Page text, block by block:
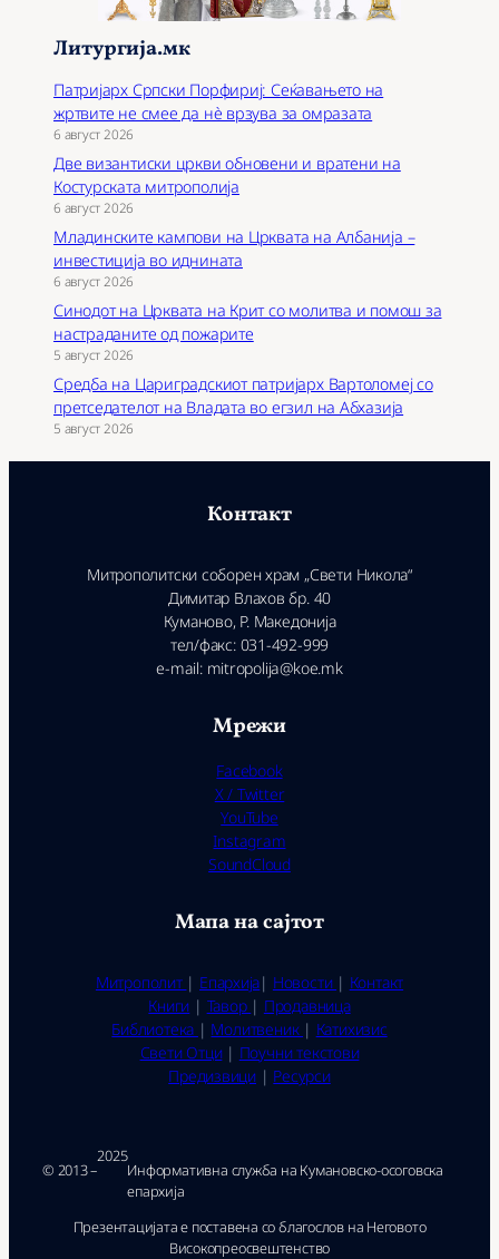
Литургија.мк
Патријарх Српски Порфириј: Сеќавањето на
жртвите не смее да нѐ врзува за омразата
6 август 2026
Две византиски цркви обновени и вратени на
Костурската митрополија
6 август 2026
Младинските кампови на Црквата на Албанија –
инвестиција во иднината
6 август 2026
Синодот на Црквата на Крит со молитва и помош за
настраданите од пожарите
5 август 2026
Средба на Цариградскиот патријарх Вартоломеј со
претседателот на Владата во егзил на Абхазија
5 август 2026
Контакт
Митрополитски соборен храм „Свети Никола“
Димитар Влахов бр. 40
Куманово, Р. Македонија
тел/факс: 031-492-999
e-mail: mitropolija@koe.mk
Мрежи
Facebook
X / Twitter
YouTube
Instagram
SoundCloud
Мапа на сајтот
Митрополит | Епархија| Новости | Контакт
Книги | Тавор | Продавница
Библиотека | Молитвеник | Катихизис
Свети Отци| Поучни текстови
Предизвици | Ресурси
© 2013 –
2025
Ин­фор­ма­тив­на служ­ба на Ку­ма­нов­ско-осо­гов­ска
епар­хи­ја
Презентацијата е поставена со благослов на Неговото
Високопреосвештенство